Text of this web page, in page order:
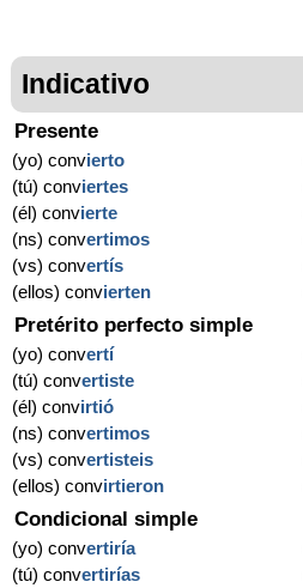
Indicativo
Presente
(yo) convierto
(tú) conviertes
(él) convierte
(ns) convertimos
(vs) convertís
(ellos) convierten
Pretérito perfecto simple
(yo) convertí
(tú) convertiste
(él) convirtió
(ns) convertimos
(vs) convertisteis
(ellos) convirtieron
Condicional simple
(yo) convertiría
(tú) convertirías